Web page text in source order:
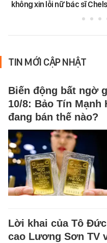
không xin lỗi nữ bác sĩ
TIN MỚI CẬP NHẬT
Biến động bất ngờ
10/8: Bảo Tín Mạnh
đang bán thế nào?
Lời khai của Tô
cao Lương Sơn TV